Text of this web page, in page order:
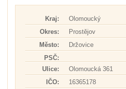
Kraj:
Olomoucký
Okres:
Prostějov
Město:
Držovice
PSČ:
Ulice:
Olomoucká 361
IČO:
16365178